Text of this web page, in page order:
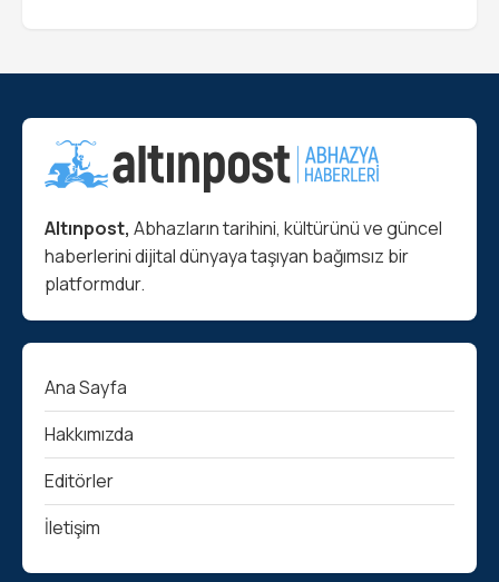
Altınpost, Abhazların tarihini, kültürünü ve güncel
haberlerini dijital dünyaya taşıyan bağımsız bir
platformdur.
Ana Sayfa
Hakkımızda
Editörler
İletişim